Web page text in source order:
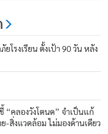
ในการดำเนินการก่อสร้าง
รักษาพันธุ์สัตว์ป่าสลักพระ
โครงการพิจารณาแนวทาง
รักษาพันธุ์สัตว์ป่าสลักพระ
และชุมชนโดยรอบให้มาก
ำจะสร้างแรงกดดันต่อสัตว์ป่า
จากข้อมูลของกรมอุทยานฯ
ครงการผันน้ำไปช่วยบรรเทา
ภัยแล้ง 1 มี.ค.นี้
โรงเรียน ตั้งเป้า 90 วัน หลัง
“คลองวังโตนด” จำเป็นแก้
-สิ่งแวดล้อม ไม่มองด้านเดียว